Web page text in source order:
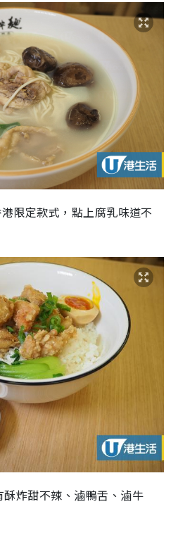
限定款式，點上腐乳味道不
炸甜不辣、滷鴨舌、滷牛